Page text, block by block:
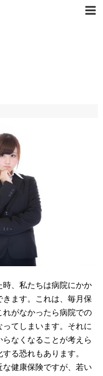
、私たちは病院にかか
ます。これは、毎月保
れがなかったら病院での
てしまいます。それに
なくなることが考えら
る恐れもあります。
健康保険ですが、若い